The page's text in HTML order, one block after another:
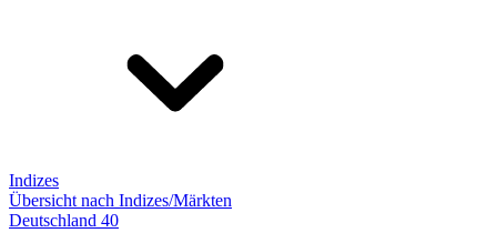
Indizes
Übersicht nach Indizes/Märkten
Deutschland 40